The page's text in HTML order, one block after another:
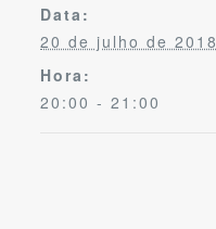
Data:
20 de julho de 2018
Hora:
20:00 - 21:00